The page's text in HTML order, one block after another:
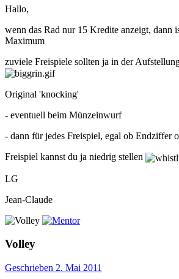
Hallo,
wenn das Rad nur 15 Kredite anzeigt, dann
Maximum
zuviele Freispiele sollten ja in der
Original 'knocking'
- eventuell beim Münzeinwurf
- dann für jedes Freispiel, egal ob Endziffer
Freispiel kannst du ja niedrig stellen
LG
Jean-Claude
Volley
Geschrieben 2. Mai 2011